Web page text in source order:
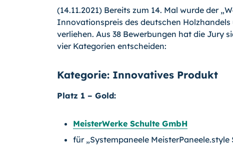
(14.11.2021) Bereits zum 14. Mal wurde der
Innovationspreis des deutschen
verliehen. Aus 38 Bewerbungen hat die Jury
vier Kategorien entscheiden:
Kategorie: Innovatives Produkt
Platz 1 – Gold:
MeisterWerke Schulte GmbH
für „Systempaneele MeisterPaneele.style